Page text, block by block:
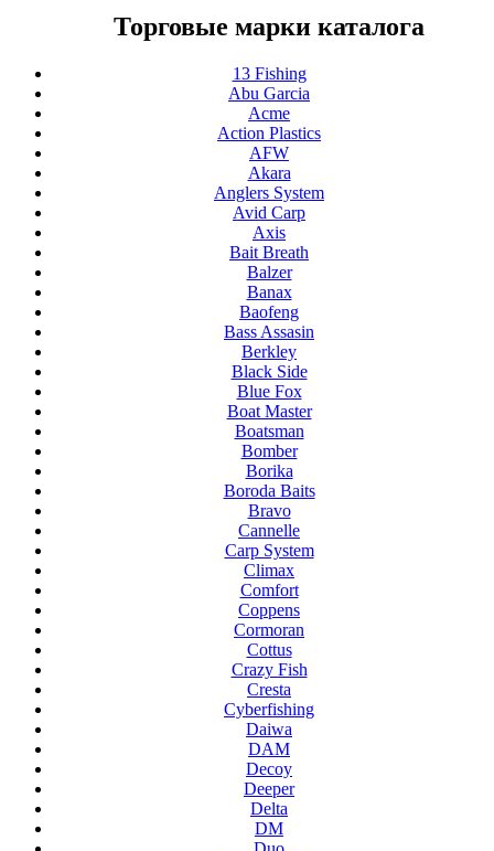
Торговые марки каталога
13 Fishing
Abu Garcia
Acme
Action Plastics
AFW
Akara
Anglers System
Avid Carp
Axis
Bait Breath
Balzer
Banax
Baofeng
Bass Assasin
Berkley
Black Side
Blue Fox
Boat Master
Boatsman
Bomber
Borika
Boroda Baits
Bravo
Cannelle
Carp System
Climax
Comfort
Coppens
Cormoran
Cottus
Crazy Fish
Cresta
Cyberfishing
Daiwa
DAM
Decoy
Deeper
Delta
DM